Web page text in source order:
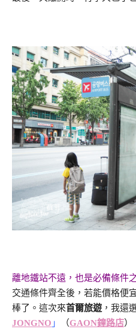
離地鐵站不遠，也是必備條件
交通條件齊全後，若能價格便
棒了。這次來首爾旅遊 ，我還
JONGNO 」 （GAON鐘路店）